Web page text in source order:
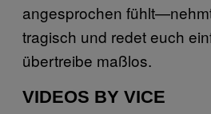
angesprochen
tragisch und redet euch
übertreibe maßlos.
VIDEOS BY VICE